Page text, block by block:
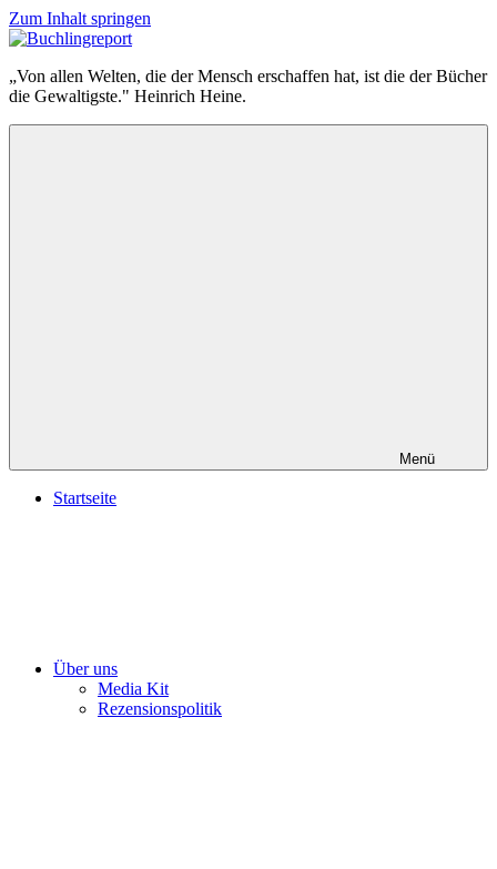
Zum Inhalt springen
Buchlingreport
„Von allen Welten, die der Mensch erschaffen hat, ist die der Bücher
die Gewaltigste." Heinrich Heine.
Menü
Startseite
Über uns
Media Kit
Rezensionspolitik